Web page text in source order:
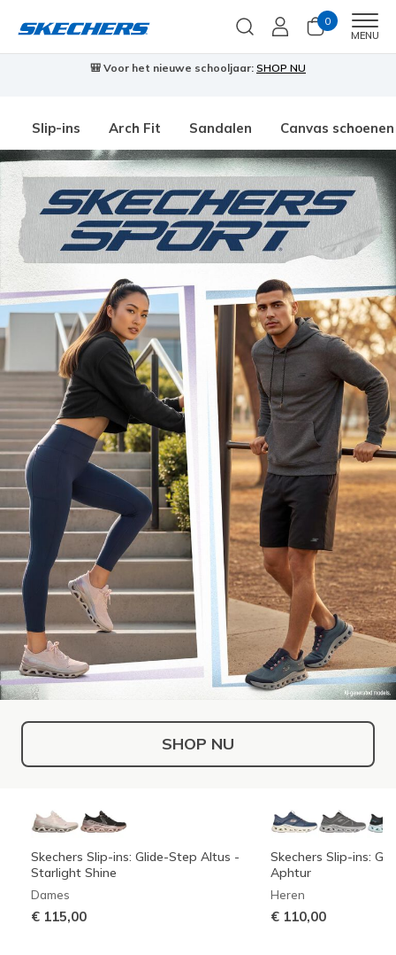
0
MENU
🎒 Voor het nieuwe schooljaar: SHOP NU
Slip-ins Arch Fit Sandalen Canvas schoenen
SHOP NU
Skechers Slip-ins: Glide-Step Altus -
Starlight Shine
Dames
€ 115,00
Skechers Slip-ins:
Aphtur
Heren
€ 110,00